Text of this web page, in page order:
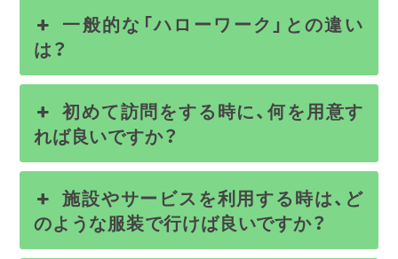
一般的な「ハローワーク」との違い
は？
初めて訪問をする時に、何を用意す
れば良いですか？
施設やサービスを利用する時は、ど
のような服装で行けば良いですか？